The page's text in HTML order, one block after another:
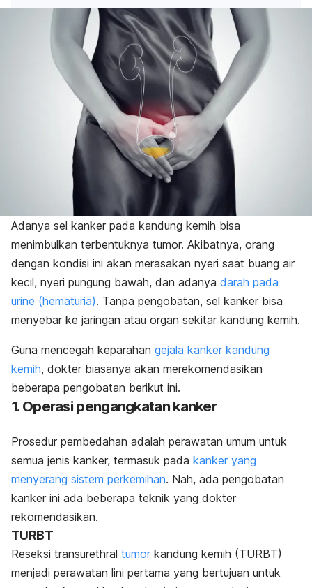
Adanya sel kanker pada kandung kemih bisa
menimbulkan terbentuknya tumor. Akibatnya, orang
dengan kondisi ini akan merasakan nyeri saat buang air
kecil, nyeri pungung bawah, dan adanya darah pada
urine (hematuria). Tanpa pengobatan, sel kanker bisa
menyebar ke jaringan atau organ sekitar kandung kemih.
Guna mencegah keparahan gejala kanker kandung
kemih, dokter biasanya akan merekomendasikan
beberapa pengobatan berikut ini.
1. Operasi pengangkatan kanker
Prosedur pembedahan adalah perawatan umum untuk
semua jenis kanker, termasuk pada kanker yang
menyerang sistem perkemihan. Nah, ada pengobatan
kanker ini ada beberapa teknik yang dokter
rekomendasikan.
TURBT
Reseksi transurethral tumor kandung kemih (TURBT)
menjadi perawatan lini pertama yang bertujuan untuk